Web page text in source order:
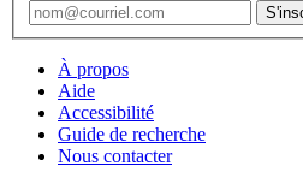
À propos
Aide
Accessibilité
Guide de recherche
Nous contacter